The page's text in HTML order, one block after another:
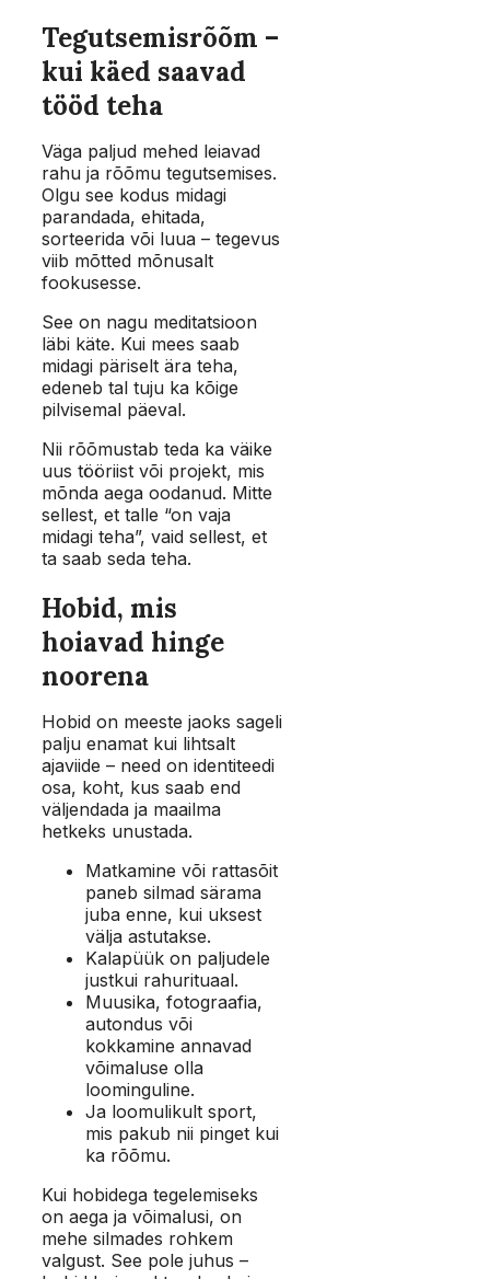
Tegutsemisrõõm –
kui käed saavad
tööd teha
Väga paljud mehed leiavad
rahu ja rõõmu tegutsemises.
Olgu see kodus midagi
parandada, ehitada,
sorteerida või luua – tegevus
viib mõtted mõnusalt
fookusesse.
See on nagu meditatsioon
läbi käte. Kui mees saab
midagi päriselt ära teha,
edeneb tal tuju ka kõige
pilvisemal päeval.
Nii rõõmustab teda ka väike
uus tööriist või projekt, mis
mõnda aega oodanud. Mitte
sellest, et talle “on vaja
midagi teha”, vaid sellest, et
ta saab seda teha.
Hobid, mis
hoiavad hinge
noorena
Hobid on meeste jaoks sageli
palju enamat kui lihtsalt
ajaviide – need on identiteedi
osa, koht, kus saab end
väljendada ja maailma
hetkeks unustada.
Matkamine või rattasõit
paneb silmad särama
juba enne, kui uksest
välja astutakse.
Kalapüük on paljudele
justkui rahurituaal.
Muusika, fotograafia,
autondus või
kokkamine annavad
võimaluse olla
loominguline.
Ja loomulikult sport,
mis pakub nii pinget kui
ka rõõmu.
Kui hobidega tegelemiseks
on aega ja võimalusi, on
mehe silmades rohkem
valgust. See pole juhus –